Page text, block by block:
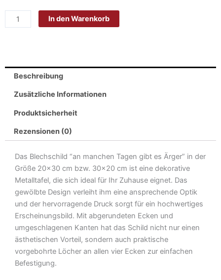
-
Spruch
Tagen
gibt
es
Metall
Deko
Blechschild
Menge
In den Warenkorb
Beschreibung
Zusätzliche Informationen
Produktsicherheit
Rezensionen (0)
Das Blechschild “an manchen Tagen gibt es Ärger” in der
Größe 20×30 cm bzw. 30×20 cm ist eine dekorative
Metalltafel, die sich ideal für Ihr Zuhause eignet. Das
gewölbte Design verleiht ihm eine ansprechende Optik
und der hervorragende Druck sorgt für ein hochwertiges
Erscheinungsbild. Mit abgerundeten Ecken und
umgeschlagenen Kanten hat das Schild nicht nur einen
ästhetischen Vorteil, sondern auch praktische
vorgebohrte Löcher an allen vier Ecken zur einfachen
Befestigung.